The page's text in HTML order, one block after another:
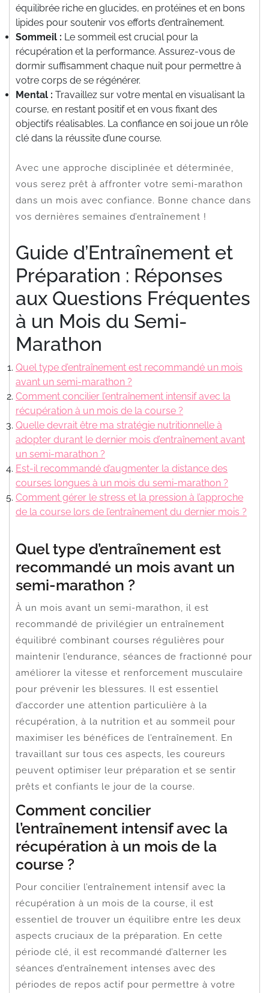
équilibrée riche en glucides, en protéines et en bons
lipides pour soutenir vos efforts d’entraînement.
Sommeil : Le sommeil est crucial pour la
récupération et la performance. Assurez-vous de
dormir suffisamment chaque nuit pour permettre à
votre corps de se régénérer.
Mental : Travaillez sur votre mental en visualisant la
course, en restant positif et en vous fixant des
objectifs réalisables. La confiance en soi joue un rôle
clé dans la réussite d’une course.
Avec une approche disciplinée et déterminée,
vous serez prêt à affronter votre semi-marathon
dans un mois avec confiance. Bonne chance dans
vos dernières semaines d’entraînement !
Guide d’Entraînement et
Préparation : Réponses
aux Questions Fréquentes
à un Mois du Semi-
Marathon
Quel type d’entraînement est recommandé un mois
avant un semi-marathon ?
Comment concilier l’entraînement intensif avec la
récupération à un mois de la course ?
Quelle devrait être ma stratégie nutritionnelle à
adopter durant le dernier mois d’entraînement avant
un semi-marathon ?
Est-il recommandé d’augmenter la distance des
courses longues à un mois du semi-marathon ?
Comment gérer le stress et la pression à l’approche
de la course lors de l’entraînement du dernier mois ?
Quel type d’entraînement est
recommandé un mois avant un
semi-marathon ?
À un mois avant un semi-marathon, il est
recommandé de privilégier un entraînement
équilibré combinant courses régulières pour
maintenir l’endurance, séances de fractionné pour
améliorer la vitesse et renforcement musculaire
pour prévenir les blessures. Il est essentiel
d’accorder une attention particulière à la
récupération, à la nutrition et au sommeil pour
maximiser les bénéfices de l’entraînement. En
travaillant sur tous ces aspects, les coureurs
peuvent optimiser leur préparation et se sentir
prêts et confiants le jour de la course.
Comment concilier
l’entraînement intensif avec la
récupération à un mois de la
course ?
Pour concilier l’entraînement intensif avec la
récupération à un mois de la course, il est
essentiel de trouver un équilibre entre les deux
aspects cruciaux de la préparation. En cette
période clé, il est recommandé d’alterner les
séances d’entraînement intenses avec des
périodes de repos actif pour permettre à votre